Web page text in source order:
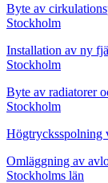
Byte av
Stockholm
Installation av ny
Stockholm
Byte av radiatorer
Stockholm
Högtrycksspolning
Omläggning av
Stockholms län